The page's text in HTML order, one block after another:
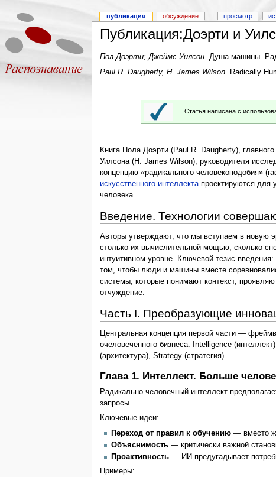
Публикация:Доэрти и
Пол Доэрти; Джеймс Уилсон. Душа машины.
Paul R. Daugherty, H. James Wilson.
Radically
Статья написана с
Книга Пола Доэрти (Paul R. Daugherty),
Уилсона (H. James Wilson), руководителя
концепцию «радикального человекоподобия»
искусственного интеллектапроектируются для
человека.
Введение. Технологии
Авторы утверждают, что мы вступаем в новую
столько их вычислительной мощью, сколько
интуитивном уровне. Ключевой тезис
том, чтобы люди и машины вместе
системы, которые понимают контекст,
отчуждение.
Часть I. Преобразующие
Центральная концепция первой части —
очеловеченного бизнеса: Intelligence
(архитектура), Strategy (стратегия).
Глава 1. Интеллект. Больше
Радикально человечный интеллект
запросы.
Ключевые идеи:
Переход от правил к обучению— вместо
Объяснимость— критически важной
Проактивность— ИИ предугадывает
Примеры:
публикация обсуждение просмотр